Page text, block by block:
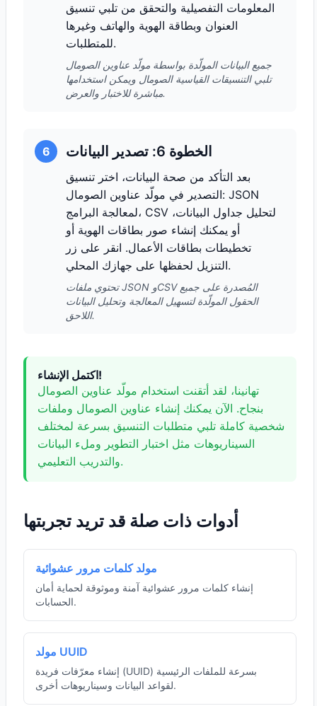
المعلومات التفصيلية والتحقق من تلبي تنسيق
العنوان وبطاقة الهوية والهاتف وغيرها
للمتطلبات.
جميع البيانات المولّدة بواسطة مولّد عناوين الصومال
تلبي التنسيقات القياسية الصومال ويمكن استخدامها
مباشرة للاختبار والعرض.
6 الخطوة 6: تصدير البيانات
بعد التأكد من صحة البيانات، اختر تنسيق
التصدير في مولّد عناوين الصومال: JSON
لمعالجة البرامج، CSV لتحليل جداول البيانات،
أو يمكنك إنشاء صور بطاقات الهوية أو
تخطيطات بطاقات الأعمال. انقر على زر
التنزيل لحفظها على جهازك المحلي.
تحتوي ملفات JSON وCSV المُصدرة على جميع
الحقول المولّدة لتسهيل المعالجة وتحليل البيانات
اللاحق.
اكتمل الإنشاء!
تهانينا، لقد أتقنت استخدام مولّد عناوين الصومال
بنجاح. الآن يمكنك إنشاء عناوين الصومال وملفات
شخصية كاملة تلبي متطلبات التنسيق بسرعة لمختلف
السيناريوهات مثل اختبار التطوير وملء البيانات
والتدريب التعليمي.
أدوات ذات صلة قد تريد تجربتها
مولد كلمات مرور عشوائية
إنشاء كلمات مرور عشوائية آمنة وموثوقة لحماية أمان
الحسابات.
مولد UUID
إنشاء معرّفات فريدة (UUID) بسرعة للملفات الرئيسية
لقواعد البيانات وسيناريوهات أخرى.